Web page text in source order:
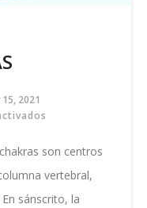
2021
son centros
vertebral,
sánscrito, la